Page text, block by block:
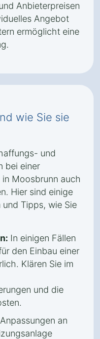
Anbieterpreisen
Angebot
ermöglicht eine
wie Sie sie
und
bei einer
Moosbrunn auch
Hier sind einige
Tipps, wie Sie
In einigen Fällen
den Einbau einer
Klären Sie im
und die
an